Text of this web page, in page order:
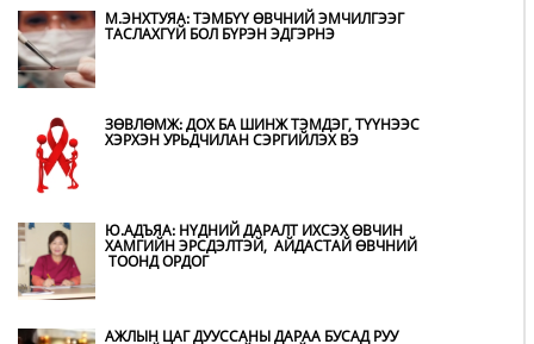
М.ЭНХТУЯА: ТЭМБҮҮ ӨВЧНИЙ ЭМЧИЛГЭЭГ
ТАСЛАХГҮЙ БОЛ БҮРЭН ЭДГЭРНЭ
ЗӨВЛӨМЖ: ДОХ БА ШИНЖ ТЭМДЭГ, ТҮҮНЭЭС
ХЭРХЭН УРЬДЧИЛАН СЭРГИЙЛЭХ ВЭ
Ю.АДЪЯА: НҮДНИЙ ДАРАЛТ ИХСЭХ ӨВЧИН
ХАМГИЙН ЭРСДЭЛТЭЙ, АЙДАСТАЙ ӨВЧНИЙ
ТООНД ОРДОГ
АЖЛЫН ЦАГ ДУУССАНЫ ДАРАА БУСАД РУУ